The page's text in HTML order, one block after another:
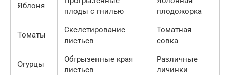
Яблоня
плоды с гнилью
плодожорка
Томаты
Скелетирование
листьев
Томатная
совка
Огурцы
Обгрызенные края
листьев
Различные
личинки